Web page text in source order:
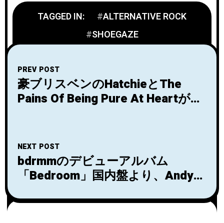
TAGGED IN:
ALTERNATIVE ROCK
SHOEGAZE
PREV POST
豪ブリスベンのHatchieとThe
Pains Of Being Pure At Heartが
ス！
NEXT POST
bdrmmのデビューアルバム
「Bedroom」国内盤より、Andy
「A Reason To Celebrate (GLOK